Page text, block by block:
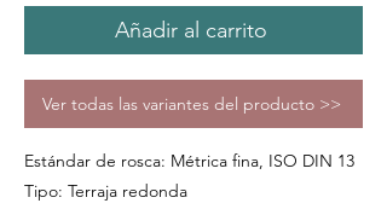
Añadir al carrito
Ver todas las variantes del producto >>
Estándar de rosca: Métrica fina, ISO DIN 13
Tipo: Terraja redonda